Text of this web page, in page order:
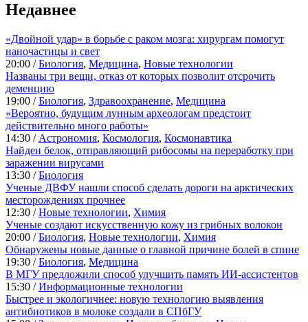
Недавнее
«Двойной удар» в борьбе с раком мозга: хирургам помогут
наночастицы и свет
20:00 /Биология, Медицина, Новые технологии
Названы три вещи, отказ от которых позволит отсрочить
деменцию
19:00 /Биология, Здравоохранение, Медицина
«Вероятно, будущим лунным археологам предстоит
действительно много работы»
14:30 / Астрономия, Космология, Космонавтика
Найден белок, отправляющий рибосомы на переработку при
заражении вирусами
13:30 /Биология
Ученые ДВФУ нашли способ сделать дороги на арктических
месторождениях прочнее
12:30 /Новые технологии, Химия
Ученые создают искусственную кожу из грибных волокон
20:00 /Биология, Новые технологии, Химия
Обнаружены новые данные о главной причине болей в спине
19:30 /Биология, Медицина
В МГУ предложили способ улучшить память ИИ-ассистентов
15:30 /Информационные технологии
Быстрее и экологичнее: новую технологию выявления
антибиотиков в молоке создали в СПбГУ